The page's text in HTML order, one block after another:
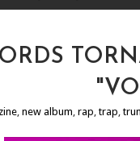
, new album, rap,trap,